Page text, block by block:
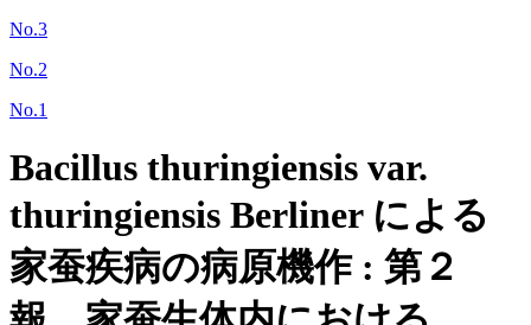
No.3
No.2
No.1
Bacillus thuringiensis var.
thuringiensis Berliner による
家蚕疾病の病原機作 : 第２